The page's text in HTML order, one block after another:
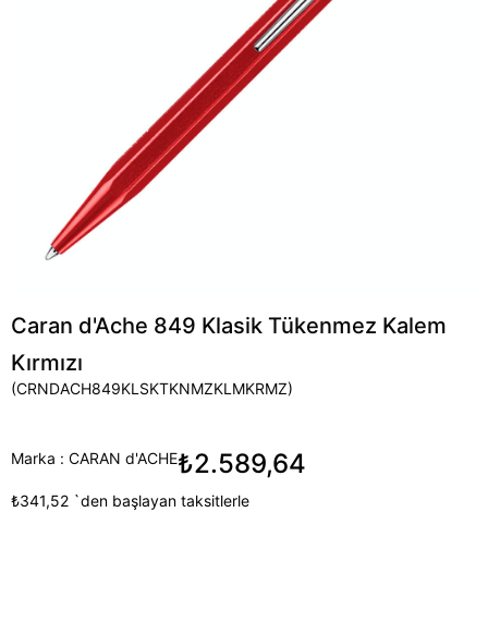
Caran d'Ache 849 Klasik Tükenmez Kalem
Kırmızı
(CRNDACH849KLSKTKNMZKLMKRMZ)
Marka : CARAN d'ACHE₺2.589,64
₺341,52 `den başlayan taksitlerle